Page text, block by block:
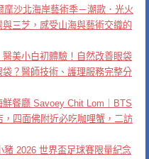
沙北海岸藝術季－潮歌．光火
三芝，感受山海與藝術交織的
美小白初體驗！自然改善眼袋
？醫師技術、護理服務完整分
鮮餐廳 Savoey Chit Lom｜BTS
四面佛附近必吃咖哩蟹，二訪
豬 2026 世界盃足球賽限量紀念